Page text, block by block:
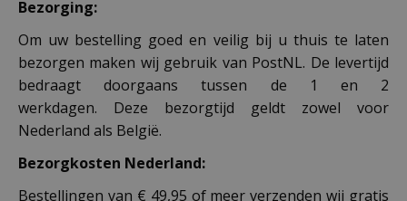
Bezorging:
Om uw bestelling goed en veilig bij u thuis te laten
bezorgen maken wij gebruik van PostNL. De levertijd
bedraagt doorgaans tussen de 1 en 2
werkdagen. Deze bezorgtijd geldt zowel voor
Nederland als België.
Bezorgkosten Nederland:
Bestellingen van € 49,95 of meer verzenden wij gratis